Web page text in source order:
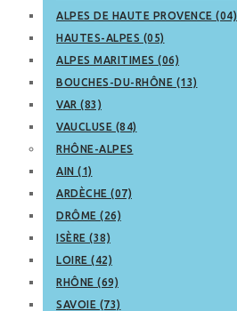
ALPES DE HAUTE PROVENCE (04)
HAUTES-ALPES (05)
ALPES MARITIMES (06)
BOUCHES-DU-RHÔNE (13)
VAR (83)
VAUCLUSE (84)
RHÔNE-ALPES
AIN (1)
ARDÈCHE (07)
DRÔME (26)
ISÈRE (38)
LOIRE (42)
RHÔNE (69)
SAVOIE (73)